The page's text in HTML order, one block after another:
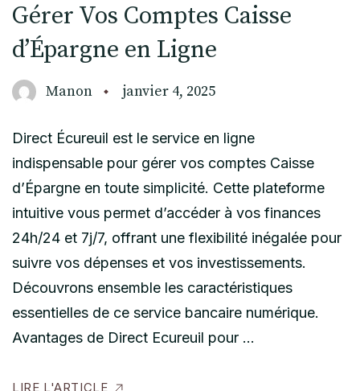
Gérer Vos Comptes Caisse
d’Épargne en Ligne
Manon janvier 4, 2025
Direct Écureuil est le service en ligne
indispensable pour gérer vos comptes Caisse
d’Épargne en toute simplicité. Cette plateforme
intuitive vous permet d’accéder à vos finances
24h/24 et 7j/7, offrant une flexibilité inégalée pour
suivre vos dépenses et vos investissements.
Découvrons ensemble les caractéristiques
essentielles de ce service bancaire numérique.
Avantages de Direct Ecureuil pour …
LIRE L'ARTICLE